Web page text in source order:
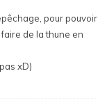
pour pouvoir
de la thune en
xD)